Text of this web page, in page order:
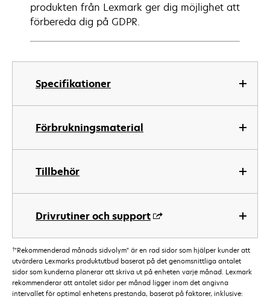
Specifikationer
Förbrukningsmaterial
Tillbehör
Drivrutiner och support
produkten från Lexmark ger dig möjlighet att
förbereda dig på GDPR.
†"Rekommenderad månads sidvolym" är en rad sidor som hjälper kunder att
utvärdera Lexmarks produktutbud baserat på det genomsnittliga antalet
sidor som kunderna planerar att skriva ut på enheten varje månad. Lexmark
rekommenderar att antalet sidor per månad ligger inom det angivna
intervallet för optimal enhetens prestanda, baserat på faktorer, inklusive: